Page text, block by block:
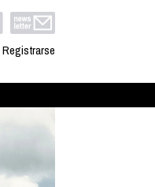
Registrarse